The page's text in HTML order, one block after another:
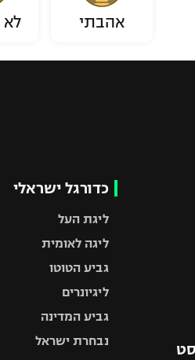
אהבתי לא
כדורגל ישראלי
ליגת העל
ליגה לאומית
גביע הטוטו
ליגיונרים
גביע המדינה
נבחרת ישראל